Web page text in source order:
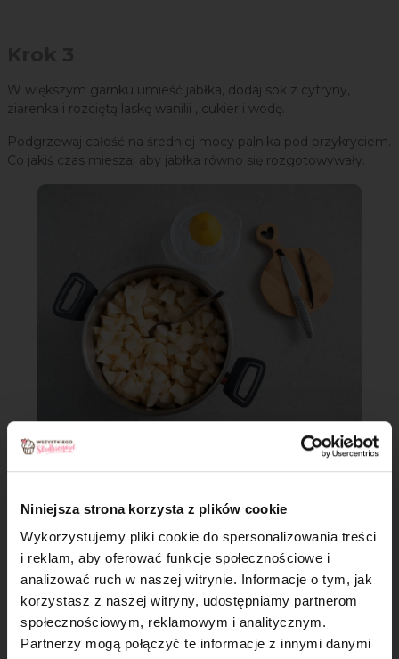
Niniejsza strona korzysta z plików cookie
Wykorzystujemy pliki cookie do spersonalizowania treści
i reklam, aby oferować funkcje społecznościowe i
analizować ruch w naszej witrynie. Informacje o tym, jak
korzystasz z naszej witryny, udostępniamy partnerom
społecznościowym, reklamowym i analitycznym.
Partnerzy mogą połączyć te informacje z innymi danymi
W większym garnku umieść jabłka, dodaj sok z cytryny,
ziarenka i rozciętą laskę wanilii , cukier i wodę.
Podgrzewaj całość na średniej mocy palnika pod przykryciem.
Co jakiś czas mieszaj aby jabłka równo się rozgotowywały.
Krok 4
Mus możesz od razu przełożyć do słoiczków i w takiej formie
najlepiej sprawdzi się
Do deserów , naleśników, gofrów czy owsiankimożesz
zblendować mus aby był jeszcze gładszy.
×